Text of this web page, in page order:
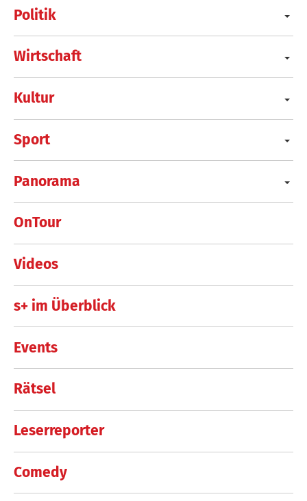
Politik
Wirtschaft
Kultur
Sport
Panorama
OnTour
Videos
s+ im Überblick
Events
Rätsel
Leserreporter
Comedy